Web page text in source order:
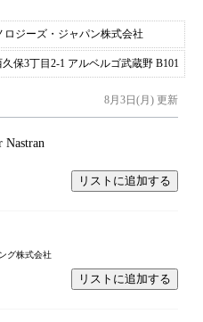
ジーズ・ジャパン株式会社
保3丁目2-1 アルベルゴ武蔵野 B101
8月3日(月) 更新
Nastran
リストに追加する
グ株式会社
リストに追加する